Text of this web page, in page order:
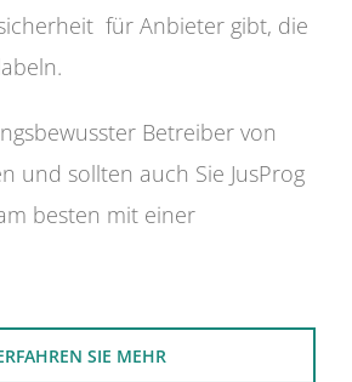
für Anbieter gibt, die
Betreiber von
und sollten auch Sie JusProg
besten mit einer
SIE MEHR